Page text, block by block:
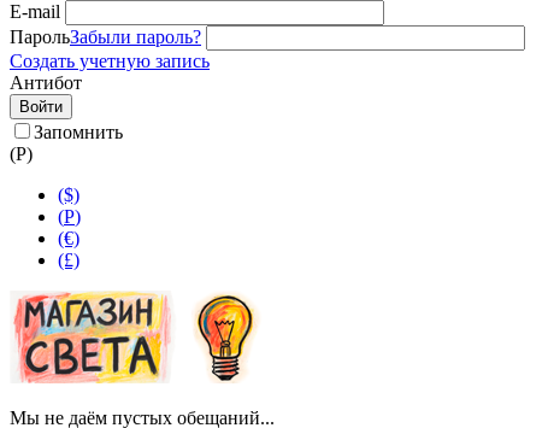
E-mail
ПарольЗабыли пароль?
Создать учетную запись
Антибот
Войти
Запомнить
(Р)
($)
(Р)
(€)
(£)
Мы не даём пустых обещаний...